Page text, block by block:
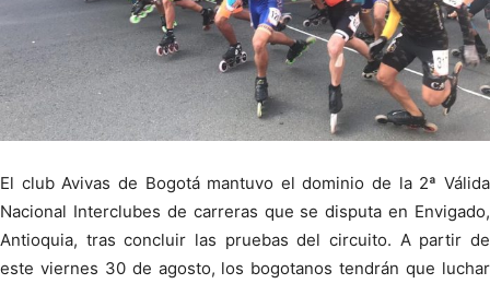
El club Avivas de Bogotá mantuvo el dominio de la 2ª Válida
Nacional Interclubes de carreras que se disputa en Envigado,
Antioquia, tras concluir las pruebas del circuito. A partir de
este viernes 30 de agosto, los bogotanos tendrán que luchar